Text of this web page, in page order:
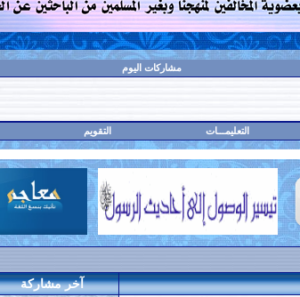
مشاركات اليوم
التعليمـــات التقويم
آخر مشاركة